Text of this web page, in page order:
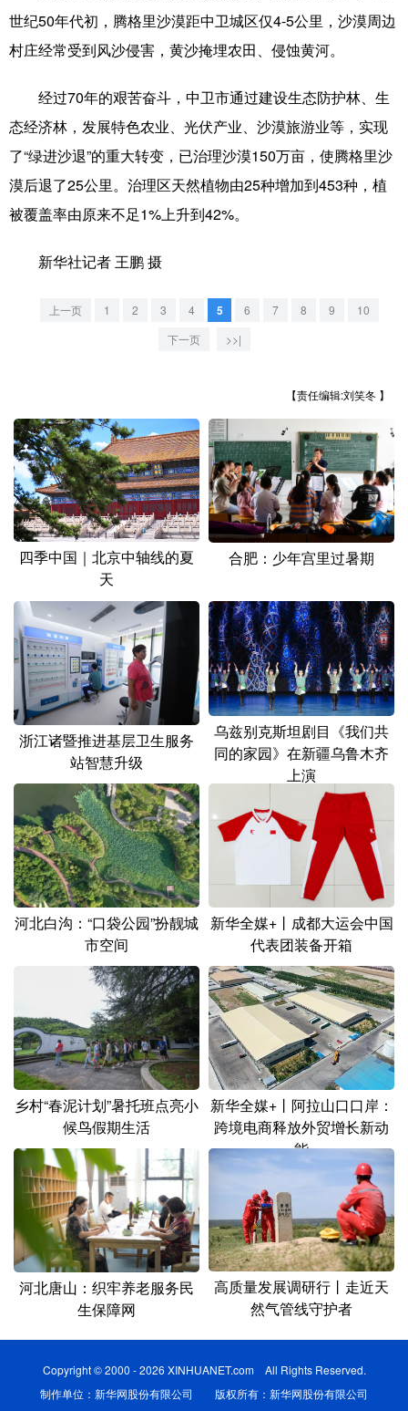
地方频道
浙江 安徽 福建 江西
山东 河南 湖北 湖南
四川 贵州
陕西 甘肃 青海 宁夏
内蒙古 黑龙江
多语种频道
English Español Français عربى
Русский язык 日本語 한국어
Deutsch Português
世纪50年代初，腾格里沙漠距中卫城区仅4-5公里，沙漠周边
村庄经常受到风沙侵害，黄沙掩埋农田、侵蚀黄河。
经过70年的艰苦奋斗，中卫市通过建设生态防护林、生
态经济林，发展特色农业、光伏产业、沙漠旅游业等，实现
了“绿进沙退”的重大转变，已治理沙漠150万亩，使腾格里沙
漠后退了25公里。治理区天然植物由25种增加到453种，植
被覆盖率由原来不足1%上升到42%。
新华社记者 王鹏 摄
上一页 1 2 3 4 5 6 7 8 9
10
下一页
>>|
【责任编辑:刘笑冬 】
四季中国｜北京中轴线的夏
天
合肥：少年宫里过暑期
浙江诸暨推进基层卫生服务
站智慧升级
乌兹别克斯坦剧目《我们共
同的家园》在新疆乌鲁木齐
上演
河北白沟：“口袋公园”扮靓城
市空间
新华全媒+丨成都大运会中国
代表团装备开箱
乡村“春泥计划”暑托班点亮小
候鸟假期生活
新华全媒+丨阿拉山口口岸：
跨境电商释放外贸增长新动
能
河北唐山：织牢养老服务民
生保障网
高质量发展调研行丨走近天
然气管线守护者
Copyright © 2000 - 2026 XINHUANET.com All Rights Reserved.
制作单位：新华网股份有限公司 版权所有：新华网股份有限公司